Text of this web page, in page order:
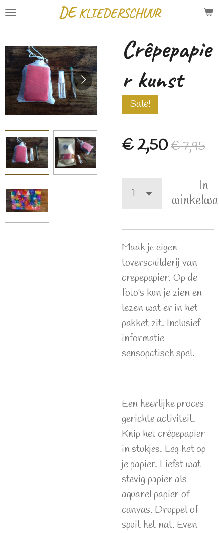
Ga
de
hoofdinhoud
DEKLIEDERSCHUUR
Crêpepapie
r kunst
Sale!
€ 2,50€ 7,95
In
Maak je eigen
toverschilderij van
crepepapier. Op de
foto's kun je zien en
lezen wat er in het
pakket zit. Inclusief
informatie
sensopatisch spel.
Een heerlijke proces
gerichte activiteit.
Knip het crêpepapier
in stukjes. Leg het op
je papier. Liefst wat
stevig papier als
aquarel papier of
canvas. Druppel of
spuit het nat. Even